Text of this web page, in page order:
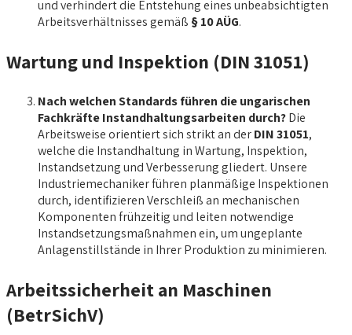
und verhindert die Entstehung eines unbeabsichtigten
Arbeitsverhältnisses gemäß § 10 AÜG.
Wartung und Inspektion (DIN 31051)
Nach welchen Standards führen die ungarischen
Fachkräfte Instandhaltungsarbeiten durch?Die
Arbeitsweise orientiert sich strikt an derDIN 31051,
welche die Instandhaltung in Wartung, Inspektion,
Instandsetzung und Verbesserung gliedert. Unsere
Industriemechaniker führen planmäßige Inspektionen
durch, identifizieren Verschleiß an mechanischen
Komponenten frühzeitig und leiten notwendige
Instandsetzungsmaßnahmen ein, um ungeplante
Anlagenstillstände in Ihrer Produktion zu minimieren.
Arbeitssicherheit an Maschinen
(BetrSichV)